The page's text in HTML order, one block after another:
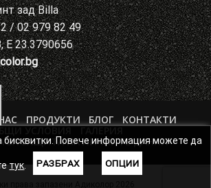
зад Billa
/ 02 979 82 49
E 23.3790656
ПРОДУКТИ БЛОГ
КОНТАКТИ
ЗА ЗАЩИТА НА ЛИЧНИТЕ ДАННИ
бисквитки. Повече информация можете да
тук. РАЗБРАХ ОПЦИИ